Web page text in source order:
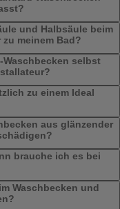
und Halbsäule beim
meinem Bad?
Waschbecken selbst
zu einem Ideal
aus glänzender
brauche ich es bei
Waschbecken und